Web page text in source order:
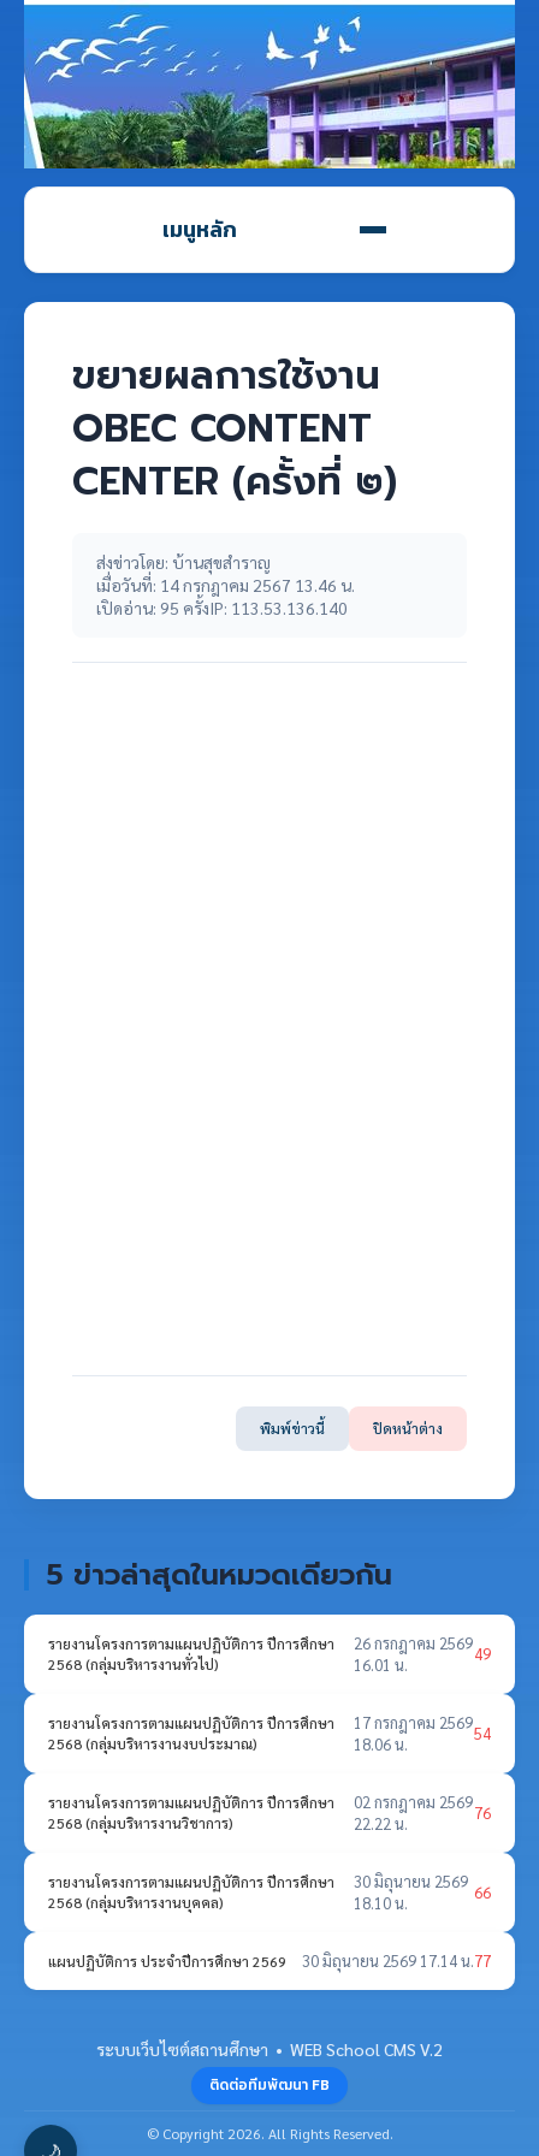
เมนูหลัก
ขยายผลการใช้งาน
OBEC CONTENT
CENTER (ครั้งที่ ๒)
ส่งข่าวโดย: บ้านสุขสำราญ
เมื่อวันที่: 14 กรกฎาคม 2567 13.46 น.
เปิดอ่าน: 95 ครั้งIP: 113.53.136.140
พิมพ์ข่าวนี้ ปิดหน้าต่าง
5 ข่าวล่าสุดในหมวดเดียวกัน
รายงานโครงการตามแผนปฏิบัติการ ปีการศึกษา
2568 (กลุ่มบริหารงานทั่วไป)
26 กรกฎาคม 2569
16.01 น.
49
รายงานโครงการตามแผนปฏิบัติการ ปีการศึกษา
2568 (กลุ่มบริหารงานงบประมาณ)
17 กรกฎาคม 2569
18.06 น.
54
รายงานโครงการตามแผนปฏิบัติการ ปีการศึกษา
2568 (กลุ่มบริหารงานวิชาการ)
02 กรกฎาคม 2569
22.22 น.
76
รายงานโครงการตามแผนปฏิบัติการ ปีการศึกษา
2568 (กลุ่มบริหารงานบุคคล)
30 มิถุนายน 2569
18.10 น.
66
แผนปฏิบัติการ ประจำปีการศึกษา 2569 30 มิถุนายน 2569 17.14 น.77
ระบบเว็บไซต์สถานศึกษา • WEB School CMS V.2
ติดต่อทีมพัฒนา FB
© Copyright 2026. All Rights Reserved.